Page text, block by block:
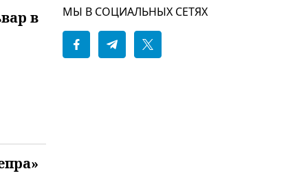
в
МЫ В СОЦИАЛЬНЫХ СЕТЯХ